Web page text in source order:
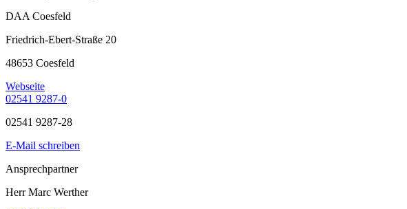
DAA Coesfeld
Friedrich-Ebert-Straße 20
48653 Coesfeld
Webseite
02541 9287-0
02541 9287-28
E-Mail schreiben
Ansprechpartner
Herr Marc Werther